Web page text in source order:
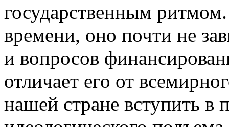
государственным
времени, оно почти не
и вопросов
отличает его от
нашей стране вступить в